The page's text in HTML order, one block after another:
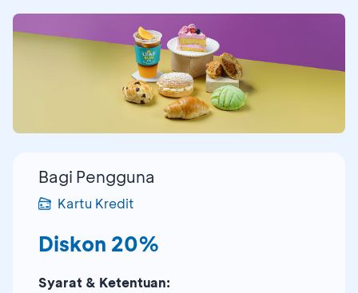
Bagi Pengguna
Kartu Kredit
Diskon 20%
Syarat & Ketentuan: